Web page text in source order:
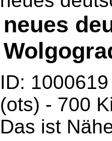
neues
ID: 1000619
(ots) - 700
Das ist